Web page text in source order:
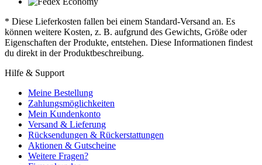
* Diese Lieferkosten fallen bei einem Standard-Versand an. Es
können weitere Kosten, z. B. aufgrund des Gewichts, Größe oder
Eigenschaften der Produkte, entstehen. Diese Informationen findest
du direkt in der Produktbeschreibung.
Hilfe & Support
Meine Bestellung
Zahlungsmöglichkeiten
Mein Kundenkonto
Versand & Lieferung
Rücksendungen & Rückerstattungen
Aktionen & Gutscheine
Weitere Fragen?